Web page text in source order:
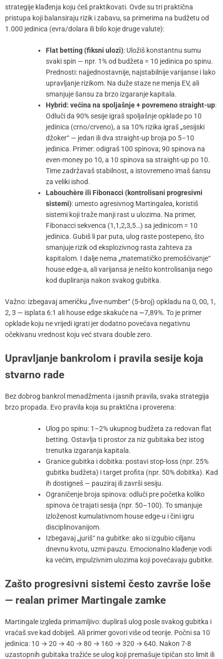
strategije klađenja koju ćeš praktikovati. Ovde su tri praktična
pristupa koji balansiraju rizik i zabavu, sa primerima na budžetu od
1.000 jedinica (evra/dolara ili bilo koje druge valute):
Flat betting (fiksni ulozi): Uložiš konstantnu sumu
svaki spin — npr. 1% od budžeta = 10 jedinica po spinu.
Prednosti: najjednostavnije, najstabilnije varijanse i lako
upravljanje rizikom. Na duže staze ne menja EV, ali
smanjuje šansu za brzo izgaranje kapitala.
Hybrid: većina na spoljašnje + povremeno straight-up:
Odluči da 90% sesije igraš spoljašnje opklade po 10
jedinica (crno/crveno), a sa 10% rizika igraš „sesijski
džoker“ — jedan ili dva straight-up broja po 5–10
jedinica. Primer: odigraš 100 spinova; 90 spinova na
even-money po 10, a 10 spinova sa straight-up po 10.
Time zadržavaš stabilnost, a istovremeno imaš šansu
za veliki ishod.
Labouchère ili Fibonacci (kontrolisani progresivni
sistemi): umesto agresivnog Martingalea, koristiš
sistemi koji traže manji rast u ulozima. Na primer,
Fibonacci sekvenca (1,1,2,3,5…) sa jedinicom = 10
jedinica. Gubiš li par puta, ulog raste postepeno, što
smanjuje rizik od eksplozivnog rasta zahteva za
kapitalom. I dalje nema „matematičko premošćivanje“
house edge-a, ali varijansa je nešto kontrolisanija nego
kod dupliranja nakon svakog gubitka.
Važno: izbegavaj američku „five-number“ (5-broj) opkladu na 0, 00, 1,
2, 3 — isplata 6:1 ali house edge skakuće na ~7,89%. To je primer
opklade koju ne vrijedi igrati jer dodatno povećava negativnu
očekivanu vrednost koju već stvara double zero.
Upravljanje bankrolom i pravila sesije koja
stvarno rade
Bez dobrog bankrol menadžmenta i jasnih pravila, svaka strategija
brzo propada. Evo pravila koja su praktična i proverena:
Ulog po spinu: 1–2% ukupnog budžeta za redovan flat
betting. Ostavlja ti prostor za niz gubitaka bez istog
trenutka izgaranja kapitala.
Granice gubitka i dobitka: postavi stop-loss (npr. 25%
gubitka budžeta) i target profita (npr. 50% dobitka). Kad
ih dostigneš — pauziraj ili završi sesiju.
Ograničenje broja spinova: odluči pre početka koliko
spinova će trajati sesija (npr. 50–100). To smanjuje
izloženost kumulativnom house edge-u i čini igru
disciplinovanijom.
Izbegavaj „juriš“ na gubitke: ako si izgubio ciljanu
dnevnu kvotu, uzmi pauzu. Emocionalno klađenje vodi
ka većim, impulzivnim ulozima koji povećavaju gubitke.
Zašto progresivni sistemi često završe loše
— realan primer Martingale zamke
Martingale izgleda primamljivo: dupliraš ulog posle svakog gubitka i
vraćaš sve kad dobiješ. Ali primer govori više od teorije. Počni sa 10
jedinica: 10 → 20 → 40 → 80 → 160 → 320 → 640. Nakon 7-8
uzastopnih gubitaka tražiće se ulog koji premašuje tipičan sto limit ili